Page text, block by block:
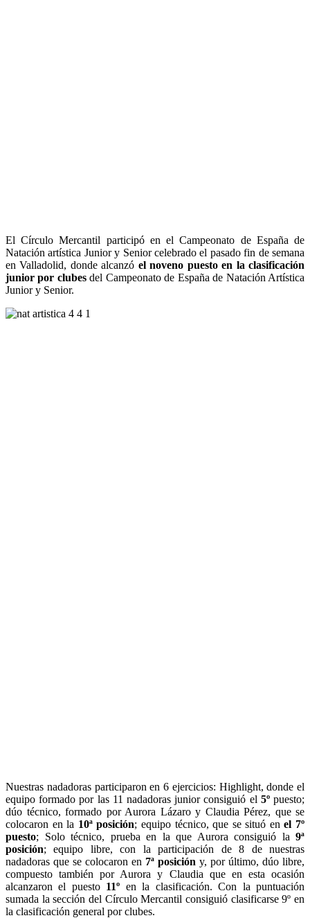
El Círculo Mercantil participó en el Campeonato de España de
Natación artística Junior y Senior celebrado el pasado fin de semana
en Valladolid, donde alcanzó el noveno puesto en la clasificación
junior por clubesdel Campeonato de España de Natación Artística
Junior y Senior.
Nuestras nadadoras participaron en 6 ejercicios: Highlight, donde el
equipo formado por las 11 nadadoras junior consiguió el 5ºpuesto;
dúo técnico, formado por Aurora Lázaro y Claudia Pérez, que se
colocaron en la 10ª posición; equipo técnico, que se situó enel 7º
puesto; Solo técnico, prueba en la que Aurora consiguió la 9ª
posición; equipo libre, con la participación de 8 de nuestras
nadadoras que se colocaron en 7ª posición y, por último, dúo libre,
compuesto también por Aurora y Claudia que en esta ocasión
alcanzaron el puesto 11º en la clasificación. Con la puntuación
sumada la sección del Círculo Mercantil consiguió clasificarse 9º en
la clasificación general por clubes.